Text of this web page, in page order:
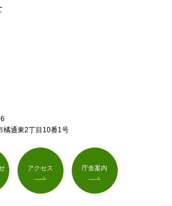
通東2丁目10番1号
アクセス 庁舎案内